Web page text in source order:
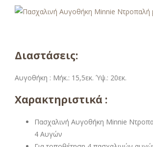
Διαστάσεις:
Αυγοθήκη : Μήκ.: 15,5εκ. Ύψ.: 20εκ.
Χαρακτηριστικά :
Πασχαλινή Αυγοθήκη Minnie
4 Αυγών